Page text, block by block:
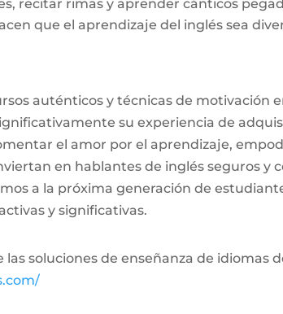
recitar rimas y aprender cánticos
que el aprendizaje del inglés sea
auténticos y técnicas de motivación
su experiencia de
el amor por el aprendizaje,
en hablantes de inglés seguros
a la próxima generación de
y significativas.
soluciones de enseñanza de idiomas